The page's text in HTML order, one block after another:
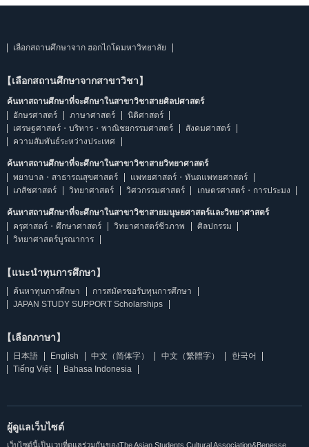
เลือกสถานศึกษาจาก ฮอกไกโดมหาวิทยาลัย
【เลือกสถานศึกษาจากสาขาวิชา】
ค้นหาสถานศึกษาที่จะศึกษาในสาขาวิชาสายศิลปศาสตร์
อักษรศาสตร์
ภาษาศาสตร์
นิติศาสตร์
เศรษฐศาสตร์・บริหาร・พาณิชยกรรมศาสตร์
สังคมศาสตร์
ความสัมพันธ์ระหว่างประเทศ
ค้นหาสถานศึกษาที่จะศึกษาในสาขาวิชาสายวิทยาศาสตร์
พยาบาล・สาธารณสุขศาสตร์
แพทยศาสตร์・ทันตแพทยศาสตร์
เภสัชศาสตร์
วิทยาศาสตร์ วิศวกรรมศาสตร์ เกษตรศาสตร์・การประมง
ค้นหาสถานศึกษาที่จะศึกษาในสาขาวิชาสายมนุษยศาสตร์และวิทยาศาสตร์
ครุศาสตร์・ศึกษาศาสตร์
วิทยาศาสตร์ชีวภาพ
ศิลปกรรม
วิทยาศาสตร์บูรณาการ
【แนะนำทุนการศึกษา】
ค้นหาทุนการศึกษา
การสมัครขอรับทุนการศึกษา
JAPAN STUDY SUPPORT Scholarships
【เลือกภาษา】
日本語 English 中文（简体字） 中文（繁體字）
한국어
Tiếng Việt
Bahasa Indonesia
ผู้ดูแลเว็บไซต์
เว็บไซต์นี้เป็นเวบที่ดูแลร่วมกันของThe Asian Students Cultural Association&Benesse